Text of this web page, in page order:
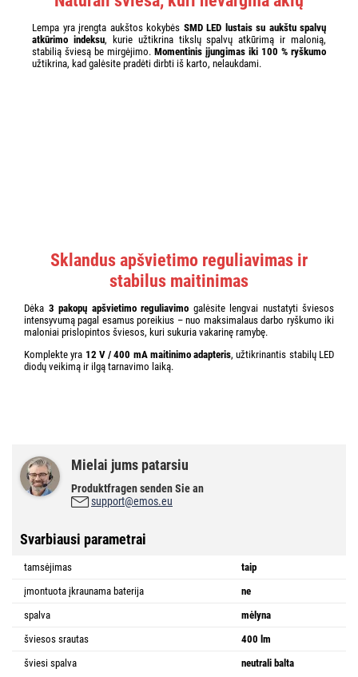
Lempa yra įrengta aukštos kokybės SMD LED lustais su aukštu spalvų
atkūrimo indeksu, kurie užtikrina tikslų spalvų atkūrimą ir malonią,
stabilią šviesą be mirgėjimo. Momentinis įjungimas iki 100 % ryškumo
užtikrina, kad galėsite pradėti dirbti iš karto, nelaukdami.
Sklandus apšvietimo reguliavimas ir
stabilus maitinimas
Dėka 3 pakopų apšvietimo reguliavimo galėsite lengvai nustatyti šviesos
intensyvumą pagal esamus poreikius – nuo maksimalaus darbo ryškumo iki
maloniai prislopintos šviesos, kuri sukuria vakarinę ramybę.
Komplekte yra 12 V / 400 mA maitinimo adapteris, užtikrinantis stabilų LED
diodų veikimą ir ilgą tarnavimo laiką.
Mielai jums patarsiu
Produktfragen senden Sie an
support@emos.eu
Svarbiausi parametrai
tamsėjimas
taip
įmontuota įkraunama baterija
ne
spalva
mėlyna
šviesos srautas
400 lm
šviesi spalva
neutrali balta